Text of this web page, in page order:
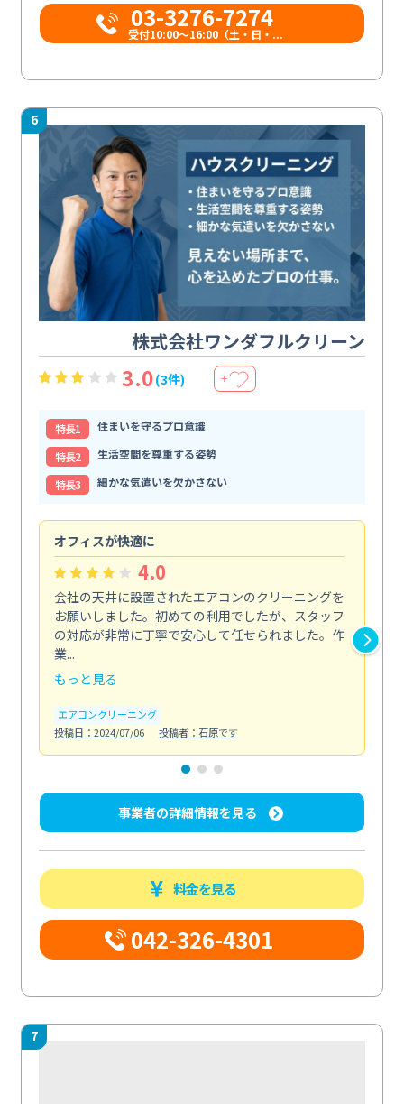
03-3276-7274
受付10:00〜16:00（土・日・...
6
株式会社ワンダフルクリーン
3.0(3件) ＋
特⻑1
住まいを守るプロ意識
特⻑2
生活空間を尊重する姿勢
特⻑3
細かな気遣いを欠かさない
オフィスが快適に
4.0
会社の天井に設置されたエアコンのクリーニングを
お願いしました。初めての利用でしたが、スタッフ
の対応が非常に丁寧で安心して任せられました。作
業...
もっと見る
エアコンクリーニング
投稿日：2024/07/06
投稿者：石原です
事業者の詳細情報を見る
料金を見る
042-326-4301
7